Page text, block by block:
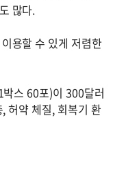
많다.
용할 수 있게 저렴한
스 60포)이 300달러
허약 체질, 회복기 환